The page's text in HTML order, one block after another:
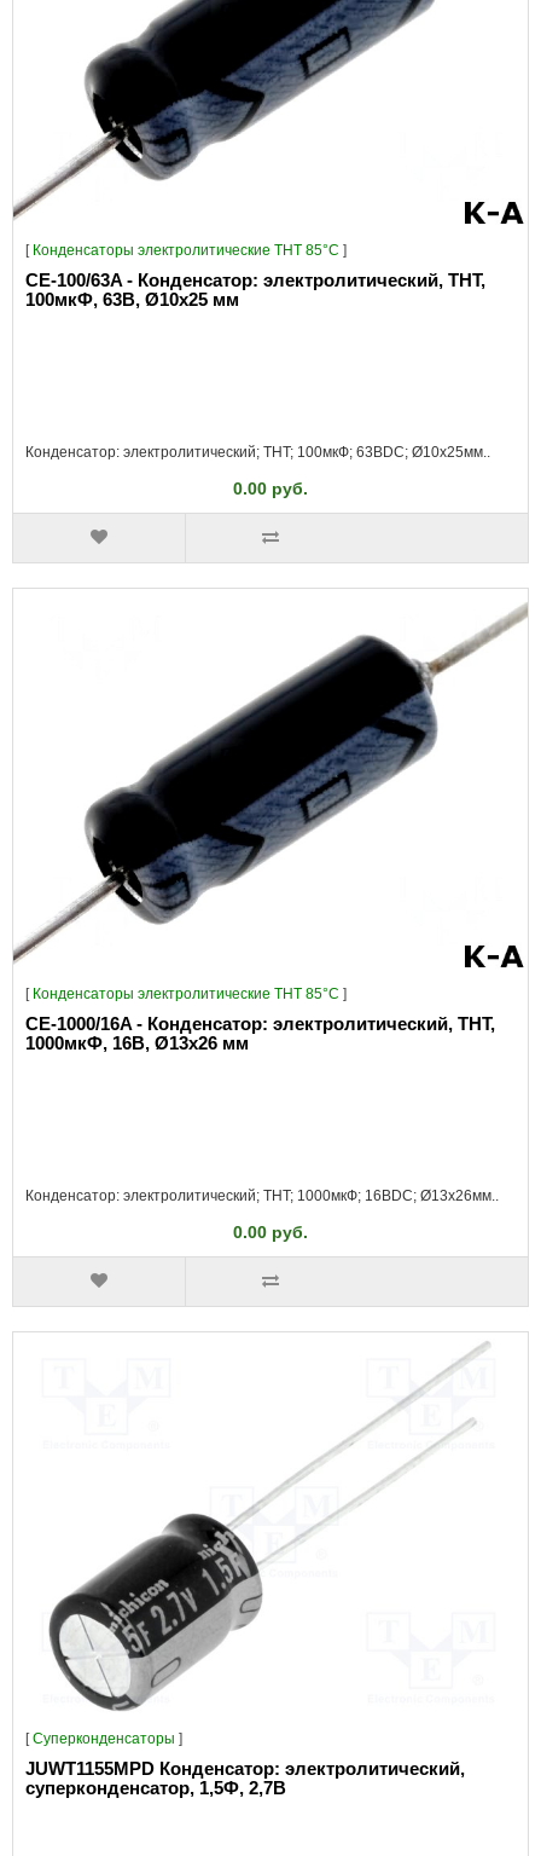
[ Конденсаторы электролитические THT 85°C ]
CE-100/63A - Конденсатор: электролитический, THT,
100мкФ, 63В, Ø10x25 мм
Конденсатор: электролитический; THT; 100мкФ; 63ВDC; Ø10x25мм..
0.00 руб.
[ Конденсаторы электролитические THT 85°C ]
CE-1000/16A - Конденсатор: электролитический, THT,
1000мкФ, 16В, Ø13x26 мм
Конденсатор: электролитический; THT; 1000мкФ; 16ВDC; Ø13x26мм..
0.00 руб.
[Суперконденсаторы ]
JUWT1155MPD Конденсатор: электролитический,
суперконденсатор, 1,5Ф, 2,7В